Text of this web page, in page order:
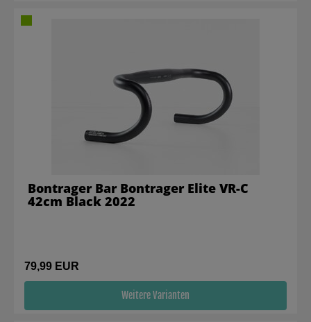
79,99 EUR
Weitere Varianten
Bontrager Bar Bontrager Elite VR-C
42cm Black 2022